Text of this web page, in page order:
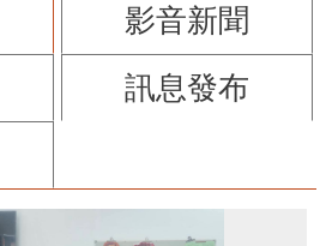
影音新聞
訊息發布